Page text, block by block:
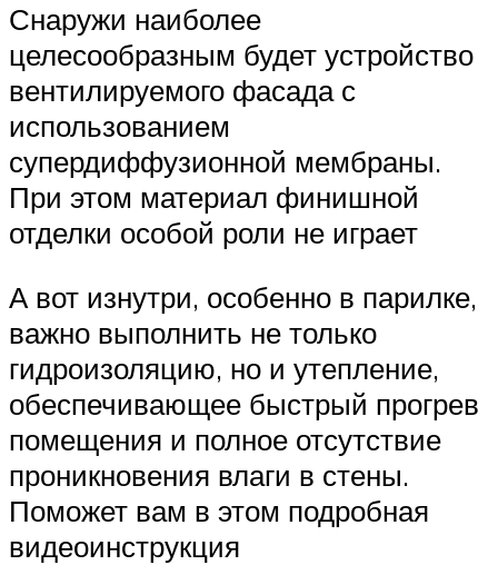
Снаружи наиболее
целесообразным будет устройство
вентилируемого фасада с
использованием
супердиффузионной мембраны.
При этом материал финишной
отделки особой роли не играет
А вот изнутри, особенно в парилке,
важно выполнить не только
гидроизоляцию, но и утепление,
обеспечивающее быстрый прогрев
помещения и полное отсутствие
проникновения влаги в стены.
Поможет вам в этом подробная
видеоинструкция